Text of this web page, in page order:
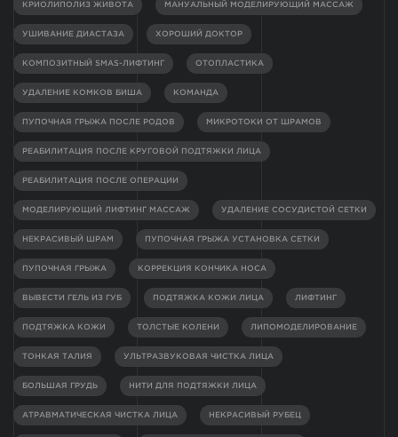
КРИОЛИПОЛИЗ ЖИВОТА МАНУАЛЬНЫЙ МОДЕЛИРУЮЩИЙ МАССАЖ
УШИВАНИЕ ДИАСТАЗА ХОРОШИЙ ДОКТОР
КОМПОЗИТНЫЙ SMAS-ЛИФТИНГ ОТОПЛАСТИКА
УДАЛЕНИЕ КОМКОВ БИША КОМАНДА
ПУПОЧНАЯ ГРЫЖА ПОСЛЕ РОДОВ МИКРОТОКИ ОТ ШРАМОВ
РЕАБИЛИТАЦИЯ ПОСЛЕ КРУГОВОЙ ПОДТЯЖКИ ЛИЦА
РЕАБИЛИТАЦИЯ ПОСЛЕ ОПЕРАЦИИ
МОДЕЛИРУЮЩИЙ ЛИФТИНГ МАССАЖ УДАЛЕНИЕ СОСУДИСТОЙ СЕТКИ
НЕКРАСИВЫЙ ШРАМ ПУПОЧНАЯ ГРЫЖА УСТАНОВКА СЕТКИ
ПУПОЧНАЯ ГРЫЖА КОРРЕКЦИЯ КОНЧИКА НОСА
ВЫВЕСТИ ГЕЛЬ ИЗ ГУБ ПОДТЯЖКА КОЖИ ЛИЦА ЛИФТИНГ
ПОДТЯЖКА КОЖИ ТОЛСТЫЕ КОЛЕНИ ЛИПОМОДЕЛИРОВАНИЕ
ТОНКАЯ ТАЛИЯ УЛЬТРАЗВУКОВАЯ ЧИСТКА ЛИЦА
БОЛЬШАЯ ГРУДЬ НИТИ ДЛЯ ПОДТЯЖКИ ЛИЦА
АТРАВМАТИЧЕСКАЯ ЧИСТКА ЛИЦА НЕКРАСИВЫЙ РУБЕЦ